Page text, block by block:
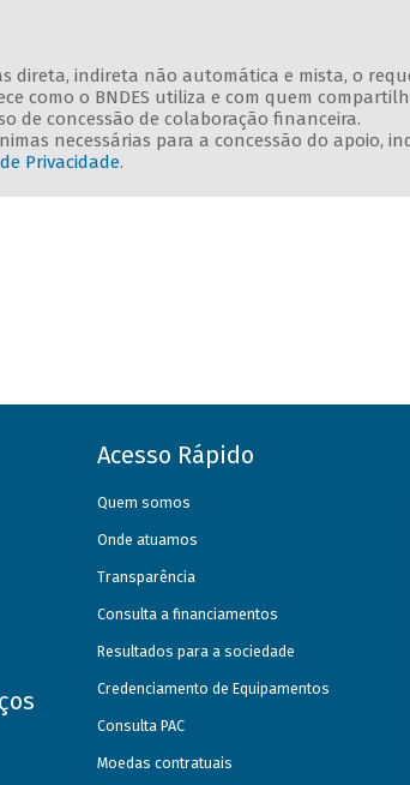
direta, indireta não automática e mista, o
como o BNDES utiliza e com quem
de concessão de colaboração financeira.
necessárias para a concessão do apoio,
Privacidade.
Acesso Rápido
Quem somos
Onde atuamos
Transparência
Consulta a financiamentos
Resultados para a sociedade
Credenciamento de Equipamentos
Consulta PAC
Moedas contratuais